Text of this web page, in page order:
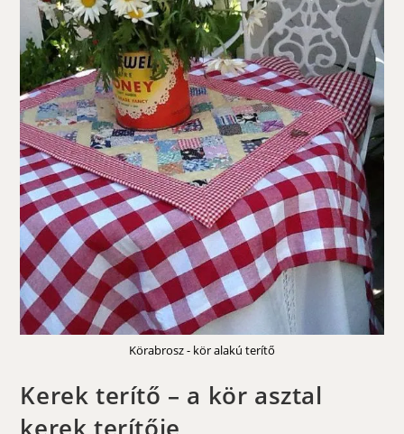
Körabrosz - kör alakú terítő
Kerek terítő – a kör asztal